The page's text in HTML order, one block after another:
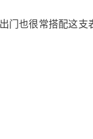
门也很常搭配这